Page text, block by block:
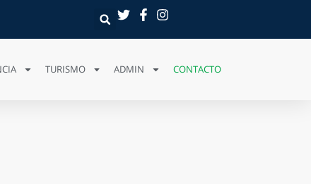
TURISMO ADMIN CONTACTO